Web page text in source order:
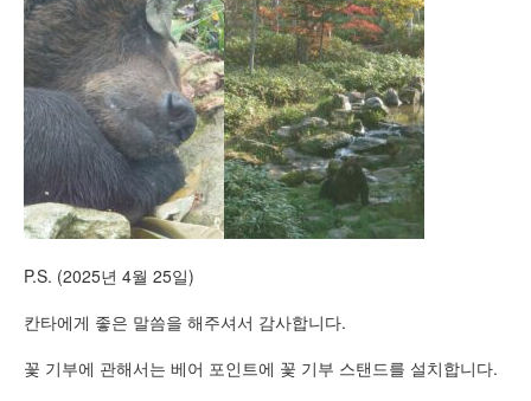
P.S. (2025년 4월 25일)
칸타에게 좋은 말씀을 해주셔서 감사합니다.
꽃 기부에 관해서는 베어 포인트에 꽃 기부 스탠드를 설치합니다.